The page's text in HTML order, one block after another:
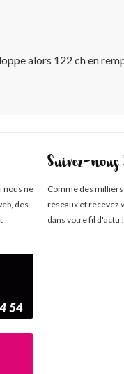
alors 122 ch en
nous ne
des
Suivez-nous
Comme des
réseaux et recevez
dans votre fil d'actu !